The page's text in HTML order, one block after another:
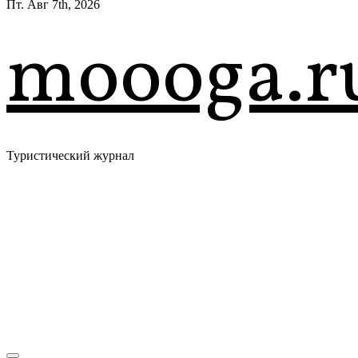
Пт. Авг 7th, 2026
Туристический журнал